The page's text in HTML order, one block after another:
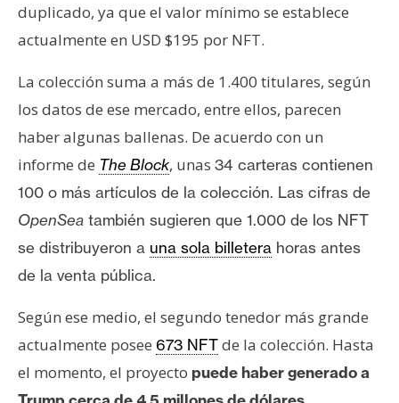
duplicado, ya que el valor mínimo se establece
actualmente en USD $195 por NFT.
La colección suma a más de 1.400 titulares, según
los datos de ese mercado, entre ellos, parecen
haber algunas ballenas. De acuerdo con un
informe de The Block, unas 34 carteras contienen
100 o más artículos de la colección. Las cifras de
OpenSea también sugieren que 1.000 de los NFT
se distribuyeron a una sola billetera horas antes
de la venta pública.
Según ese medio, el segundo tenedor más grande
actualmente posee 673 NFTde la colección. Hasta
el momento, el proyecto puede haber generado a